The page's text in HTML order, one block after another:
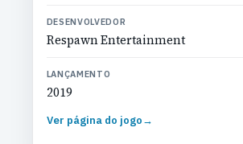
DESENVOLVEDOR
Respawn Entertainment
LANÇAMENTO
2019
Ver página do jogo→